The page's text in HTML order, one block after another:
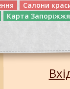
Салони
Карта Запоріжжя